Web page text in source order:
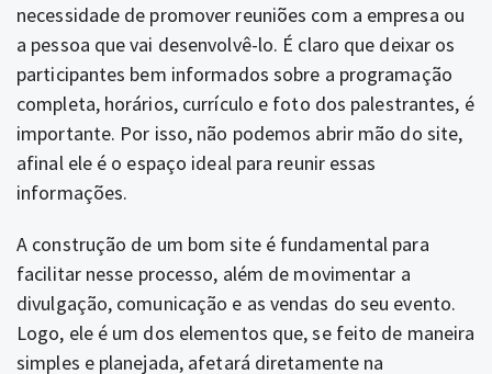
necessidade de promover reuniões com a empresa ou
a pessoa que vai desenvolvê-lo. É claro que deixar os
participantes bem informados sobre a programação
completa, horários, currículo e foto dos palestrantes, é
importante. Por isso, não podemos abrir mão do site,
afinal ele é o espaço ideal para reunir essas
informações.
A construção de um bom site é fundamental para
facilitar nesse processo, além de movimentar a
divulgação, comunicação e as vendas do seu evento.
Logo, ele é um dos elementos que, se feito de maneira
simples e planejada, afetará diretamente na